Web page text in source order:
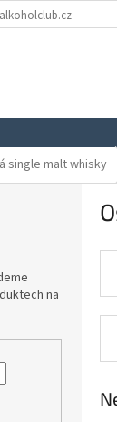
single malt whisky
na